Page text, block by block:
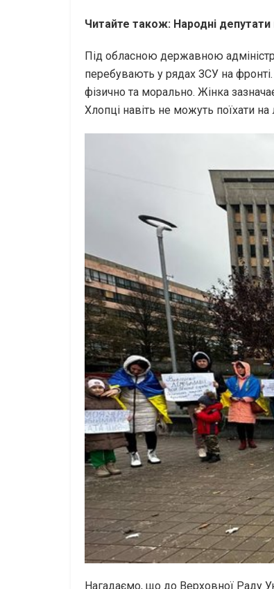
Читайте також: Народні
Під обласною державною
перебувають у рядах ЗСУ на
фізично та морально. Жінка
Хлопці навіть не можуть поїхати на
Нагадаємо, що до Верховної Раду